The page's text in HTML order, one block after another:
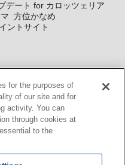
デート for カロッツェリア
方位かなめ
ントサイト
WEBサイト・システム向け地
ット MapFan DB 住所確認
告 Geo-Research
for the purposes of
of our site and for
activity. You can
through cookies at
to the